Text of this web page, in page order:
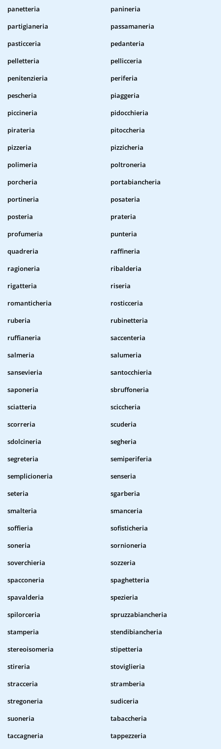
panetteria
panineria
partigianeria
passamaneria
pasticceria
pedanteria
pelletteria
pellicceria
penitenzieria
periferia
pescheria
piaggeria
piccineria
pidocchieria
pirateria
pitoccheria
pizzeria
pizzicheria
polimeria
poltroneria
porcheria
portabiancheria
portineria
posateria
posteria
prateria
profumeria
punteria
quadreria
raffineria
ragioneria
ribalderia
rigatteria
riseria
romanticheria
rosticceria
ruberia
rubinetteria
ruffianeria
saccenteria
salmeria
salumeria
sansevieria
santocchieria
saponeria
sbruffoneria
sciatteria
sciccheria
scorreria
scuderia
sdolcineria
segheria
segreteria
semiperiferia
semplicioneria
senseria
seteria
sgarberia
smalteria
smanceria
soffieria
sofisticheria
soneria
sornioneria
soverchieria
sozzeria
spacconeria
spaghetteria
spavalderia
spezieria
spilorceria
spruzzabiancheria
stamperia
stendibiancheria
stereoisomeria
stipetteria
stireria
stoviglieria
stracceria
stramberia
stregoneria
sudiceria
suoneria
tabaccheria
taccagneria
tappezzeria